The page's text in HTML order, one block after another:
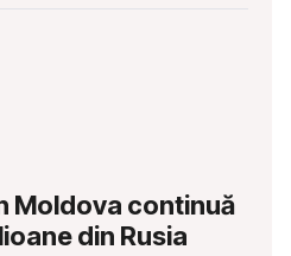
Moldova continuă
din Rusia